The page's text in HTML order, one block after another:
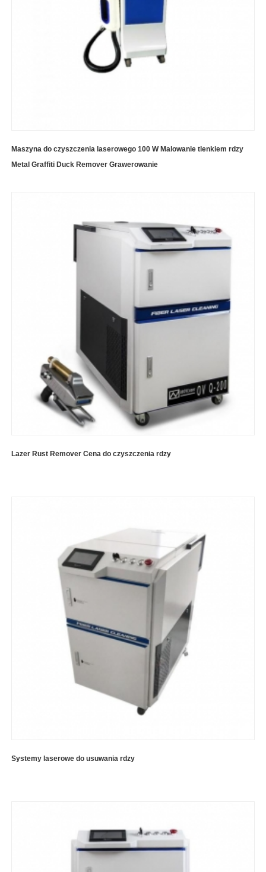
Maszyna do czyszczenia laserowego 100 W Malowanie tlenkiem rdzy
Metal Graffiti Duck Remover Grawerowanie
Lazer Rust Remover Cena do czyszczenia rdzy
Systemy laserowe do usuwania rdzy